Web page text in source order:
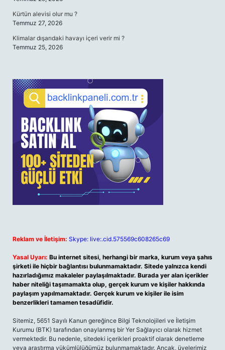
Kürtün alevisi olur mu ?
Temmuz 27, 2026
Klimalar dışarıdaki havayı içeri verir mi ?
Temmuz 25, 2026
Reklam ve İletişim: Skype: live:.cid.575569c608265c69
Yasal Uyarı: Bu internet sitesi, herhangi bir marka, kurum veya şahıs
şirketi ile hiçbir bağlantısı bulunmamaktadır. Sitede yalnızca kendi
hazırladığımız makaleler paylaşılmaktadır. Burada yer alan içerikler
haber niteliği taşımamakta olup, gerçek kurum ve kişiler hakkında
paylaşım yapılmamaktadır. Gerçek kurum ve kişiler ile isim
benzerlikleri tamamen tesadüfidir.
Sitemiz, 5651 Sayılı Kanun gereğince Bilgi Teknolojileri ve İletişim
Kurumu (BTK) tarafından onaylanmış bir Yer Sağlayıcı olarak hizmet
vermektedir. Bu nedenle, sitedeki içerikleri proaktif olarak denetleme
veya araştırma yükümlülüğümüz bulunmamaktadır. Ancak, üyelerimiz